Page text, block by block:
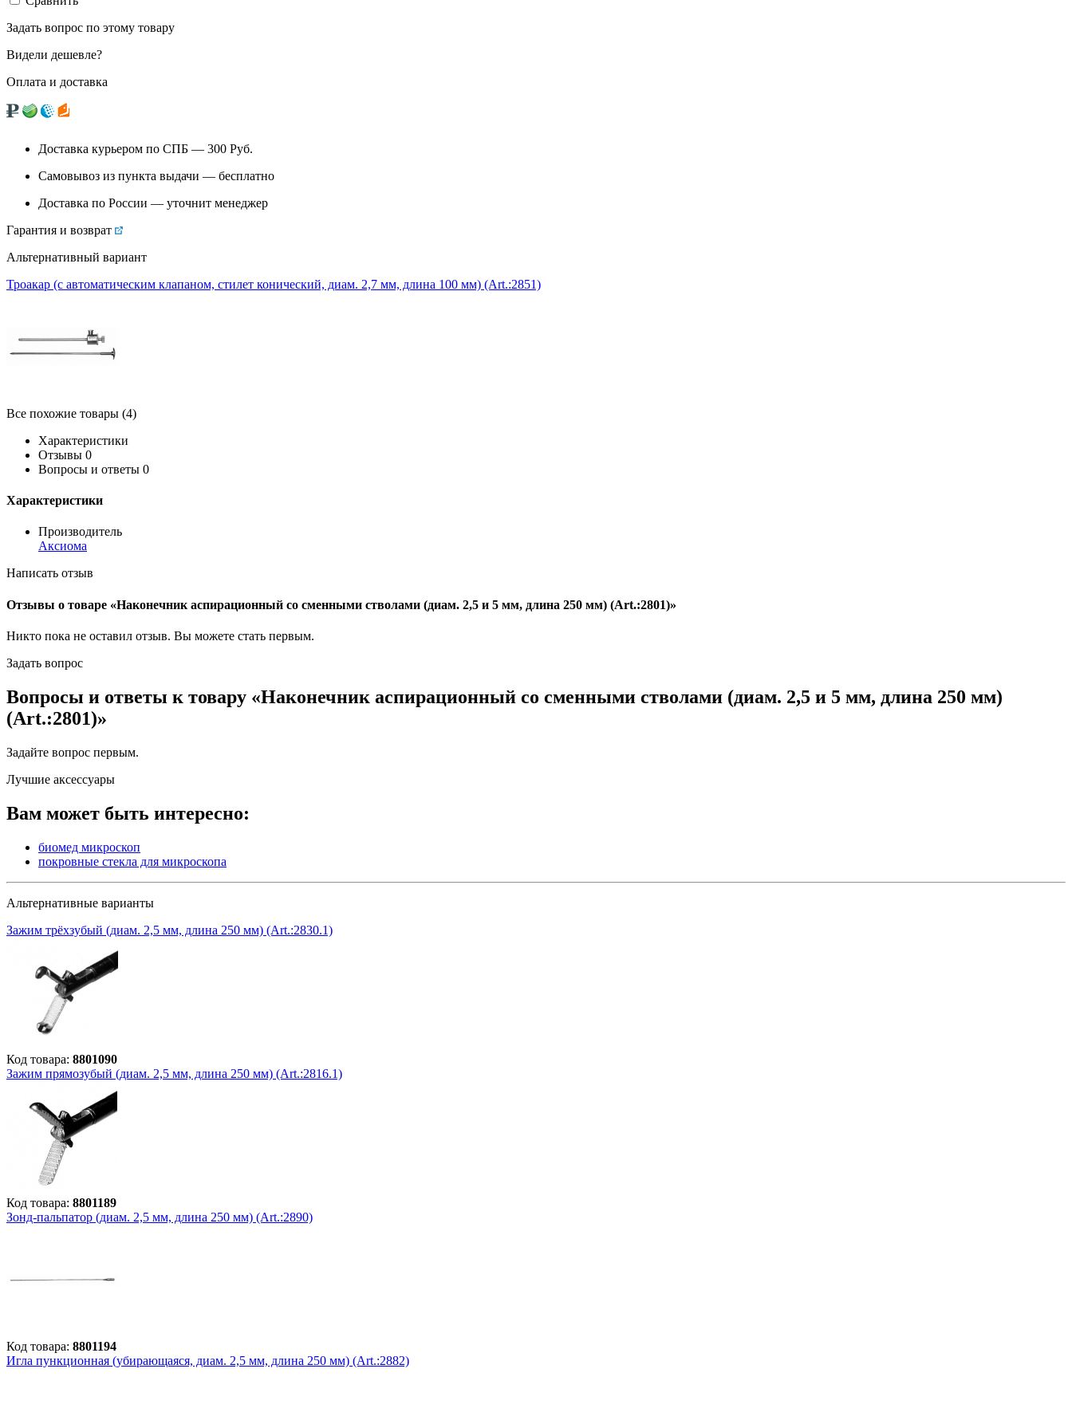
Задать вопрос по этому товару
Видели дешевле?
Оплата и доставка
Доставка курьером по СПБ — 300 Руб.
Самовывоз из пункта выдачи — бесплатно
Доставка по России — уточнит менеджер
Гарантия и возврат
Альтернативный вариант
Троакар (с автоматическим клапаном, стилет конический, диам. 2,7 мм, длина 100 мм) (Art.:2851)
Все похожие товары (4)
Характеристики
Отзывы 0
Вопросы и ответы 0
Характеристики
Производитель
Аксиома
Написать отзыв
Отзывы о товаре «Наконечник аспирационный со сменными стволами (диам. 2,5 и 5 мм, длина 250 мм) (Art.:2801)»
Никто пока не оставил отзыв. Вы можете стать первым.
Задать вопрос
Вопросы и ответы к товару «Наконечник аспирационный со сменными стволами (диам. 2,5 и 5 мм, длина 250 мм)
(Art.:2801)»
Задайте вопрос первым.
Лучшие аксессуары
Вам может быть интересно:
биомед микроскоп
покровные стекла для микроскопа
Альтернативные варианты
Зажим трёхзубый (диам. 2,5 мм, длина 250 мм) (Art.:2830.1)
Код товара: 8801090
Зажим прямозубый (диам. 2,5 мм, длина 250 мм) (Art.:2816.1)
Код товара: 8801189
Зонд-пальпатор (диам. 2,5 мм, длина 250 мм) (Art.:2890)
Код товара: 8801194
Игла пункционная (убирающаяся, диам. 2,5 мм, длина 250 мм) (Art.:2882)